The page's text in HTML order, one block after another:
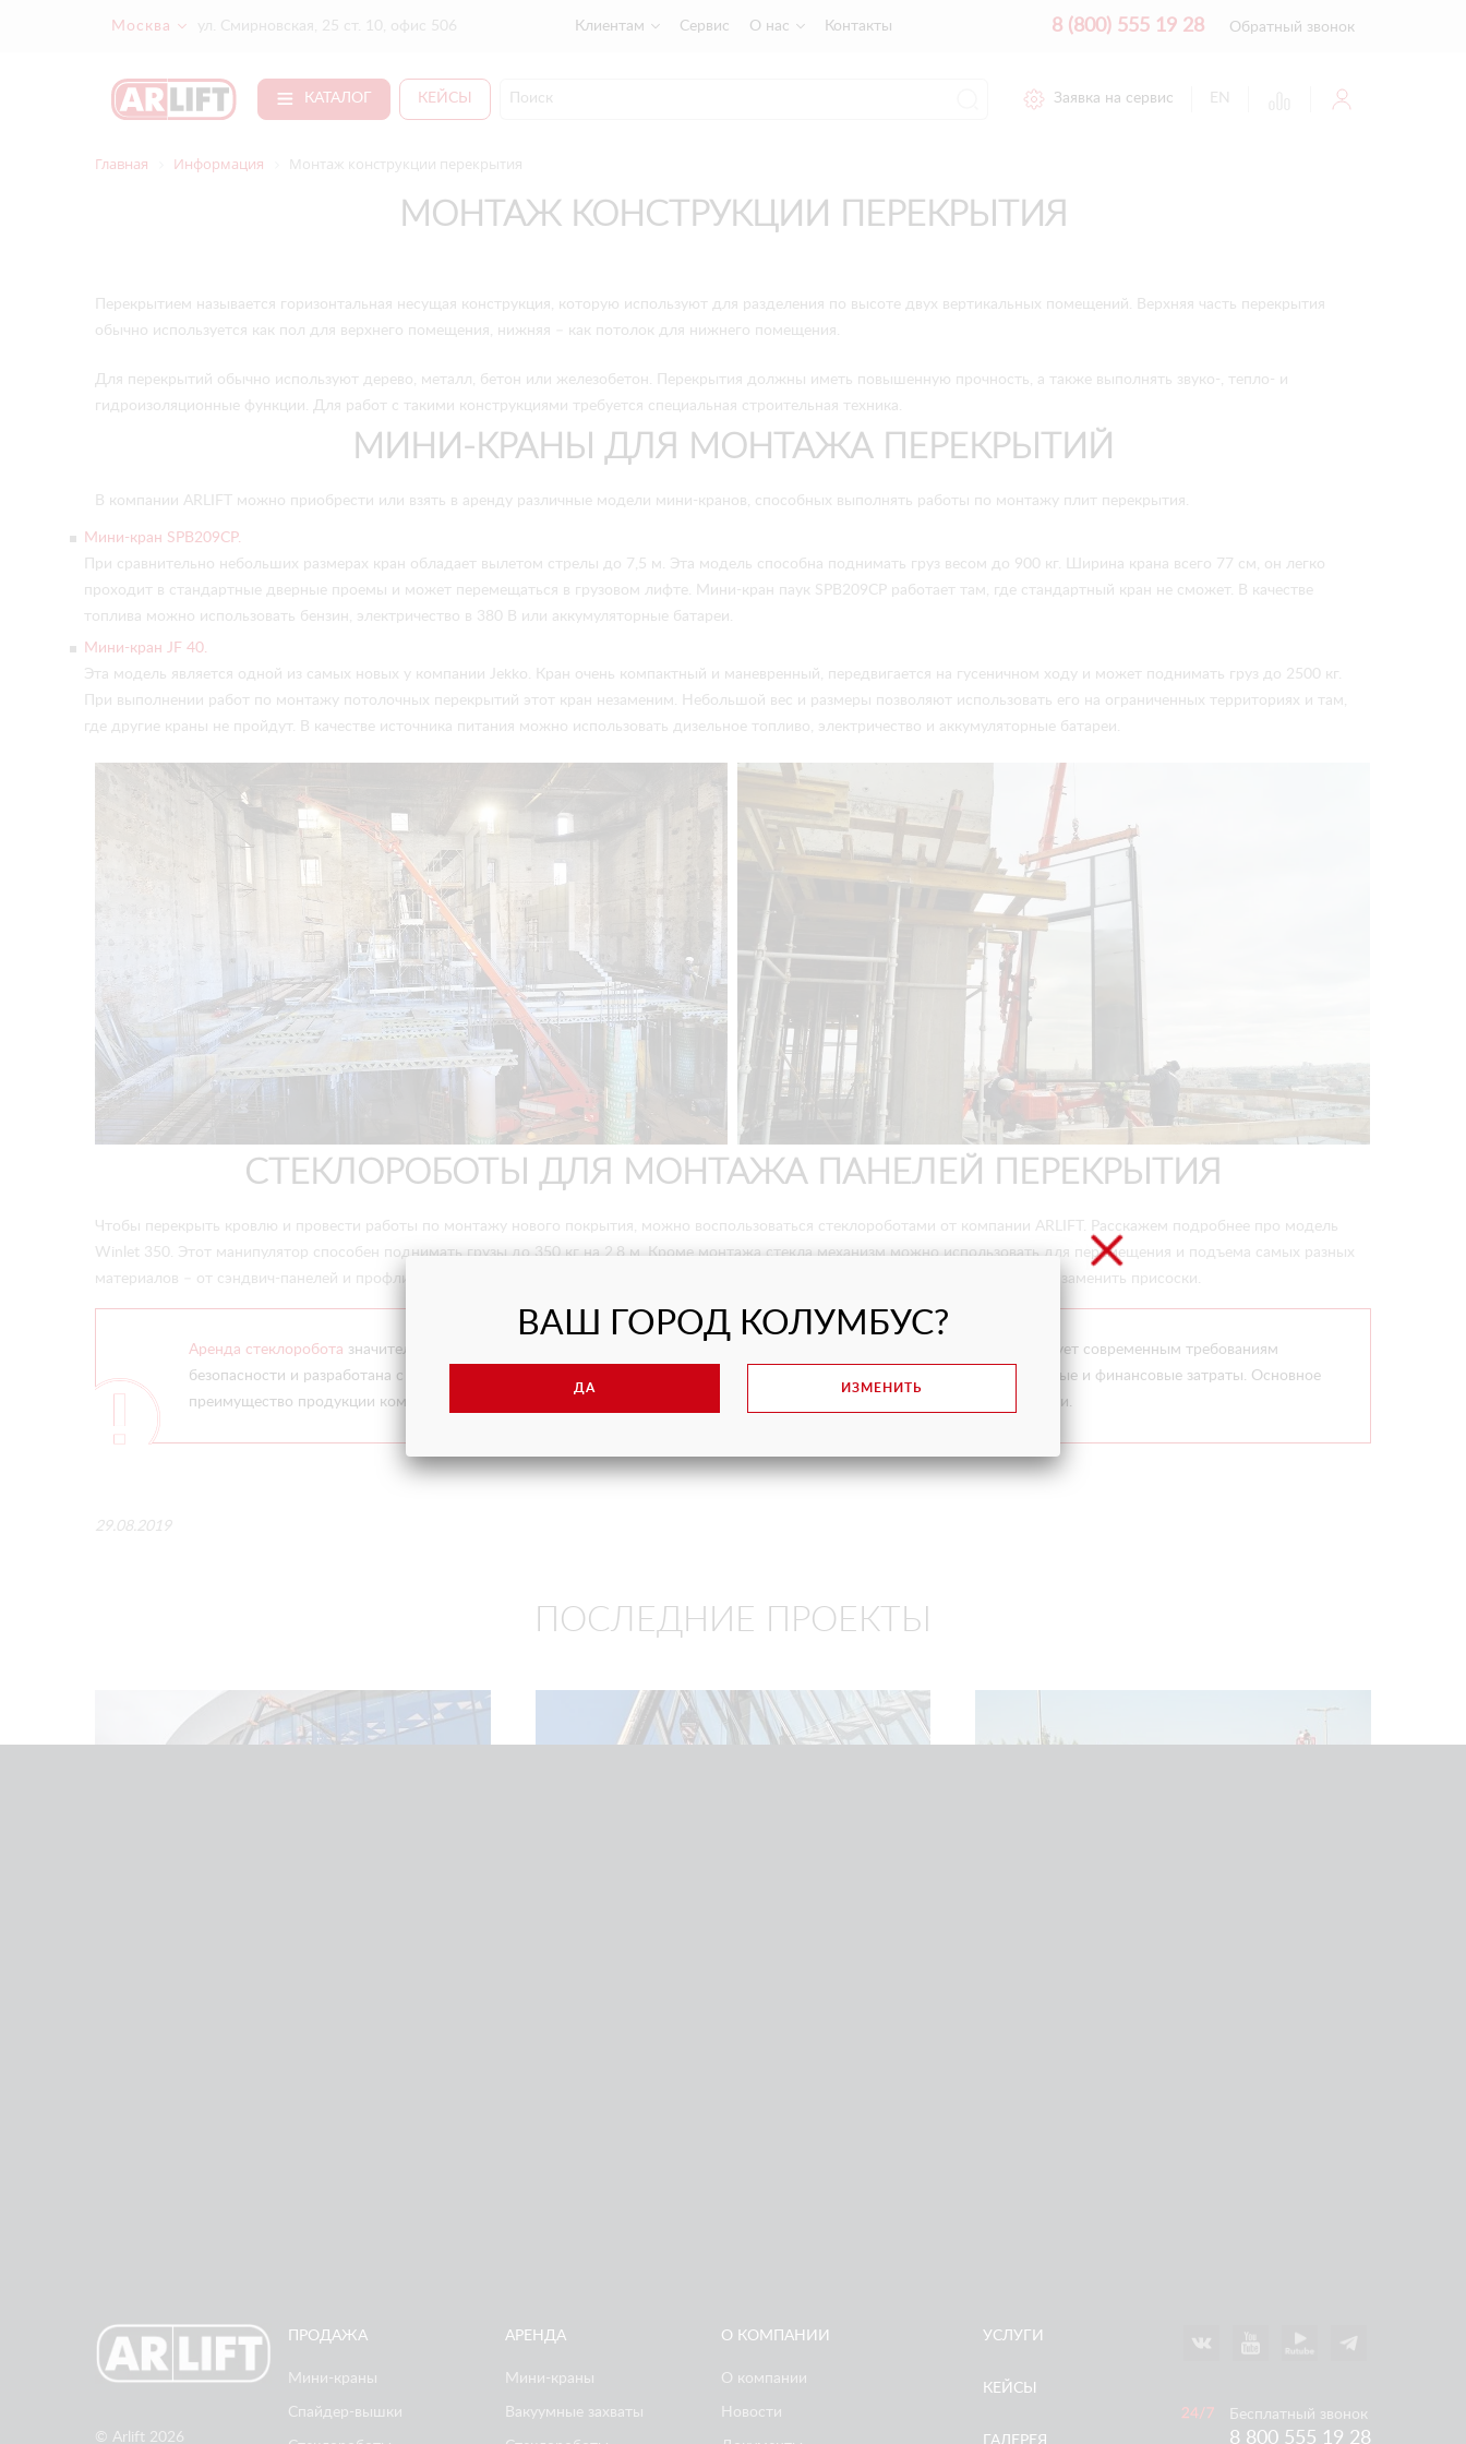
Москва ул. Смирновская, 25 ст. 10, офис 506 Клиентам Сервис О нас Контакты 8 (800) 555 19 28 Обратный звонок
КАТАЛОГ КЕЙСЫ Заявка на сервис EN
Главная Информация Монтаж конструкции перекрытия
МОНТАЖ КОНСТРУКЦИИ ПЕРЕКРЫТИЯ
Перекрытием называется горизонтальная несущая конструкция, которую используют для разделения по высоте двух вертикальных помещений. Верхняя часть перекрытия
обычно используется как пол для верхнего помещения, нижняя – как потолок для нижнего помещения.
Для перекрытий обычно используют дерево, металл, бетон или железобетон. Перекрытия должны иметь повышенную прочность, а также выполнять звуко-, тепло- и
гидроизоляционные функции. Для работ с такими конструкциями требуется специальная строительная техника.
МИНИ-КРАНЫ ДЛЯ МОНТАЖА ПЕРЕКРЫТИЙ
В компании ARLIFT можно приобрести или взять в аренду различные модели мини-кранов, способных выполнять работы по монтажу плит перекрытия.
Мини-кран SPB209CP.
При сравнительно небольших размерах кран обладает вылетом стрелы до 7,5 м. Эта модель способна поднимать груз весом до 900 кг. Ширина крана всего 77 см, он легко
проходит в стандартные дверные проемы и может перемещаться в грузовом лифте. Мини-кран паук SPB209CP работает там, где стандартный кран не сможет. В качестве
топлива можно использовать бензин, электричество в 380 В или аккумуляторные батареи.
Мини-кран JF 40.
Эта модель является одной из самых новых у компании Jekko. Кран очень компактный и маневренный, передвигается на гусеничном ходу и может поднимать груз до 2500 кг.
При выполнении работ по монтажу потолочных перекрытий этот кран незаменим. Небольшой вес и размеры позволяют использовать его на ограниченных территориях и там,
где другие краны не пройдут. В качестве источника питания можно использовать дизельное топливо, электричество и аккумуляторные батареи.
СТЕКЛОРОБОТЫ ДЛЯ МОНТАЖА ПАНЕЛЕЙ ПЕРЕКРЫТИЯ
Чтобы перекрыть кровлю и провести работы по монтажу нового покрытия, можно воспользоваться стеклороботами от компании ARLIFT. Расскажем подробнее про модель
Winlet 350. Этот манипулятор способен поднимать грузы до 350 кг на 2,8 м. Кроме монтажа стекла механизм можно использовать для перемещения и подъема самых разных
материалов – от сэндвич-панелей и профлистов до дерева и керамической плитки. Для каждого материала достаточно будет просто заменить присоски.
Аренда стеклоробота значительно упрощает монтаж стеклянных конструкций. Вся техника компании ARLIFT соответствует современным требованиям
безопасности и разработана с участием новейших технологий. При ее использовании значительно сокращаются временные и финансовые затраты. Основное
преимущество продукции компании – универсальность, благодаря чему техника может выполнять самые разные функции.
29.08.2019
ПОСЛЕДНИЕ ПРОЕКТЫ
© Arlift 2026
ПРОДАЖА
Мини-краны
Спайдер-вышки
АРЕНДА
Мини-краны
Вакуумные захваты
О КОМПАНИИ
О компании
Новости
УСЛУГИ
КЕЙСЫ
ГАЛЕРЕЯ
Бесплатный звонок
8 800 555 19 28
ВАШ ГОРОД КОЛУМБУС?
ДА ИЗМЕНИТЬ